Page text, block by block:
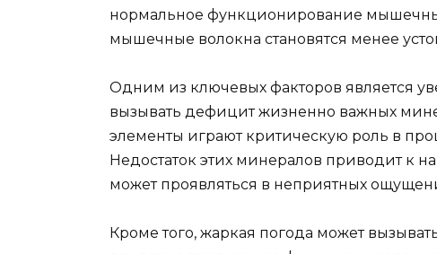
нормальное функционирование
мышечные волокна становятся менее
Одним из ключевых факторов является
вызывать дефицит жизненно важных
элементы играют критическую роль в
Недостаток этих минералов приводит к
может проявляться в неприятных
Кроме того, жаркая погода может